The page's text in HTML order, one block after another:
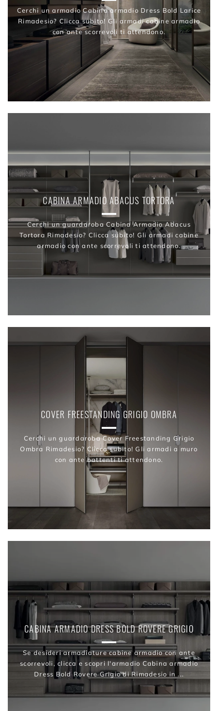
Cerchi un armadio Cabina armadio Dress Bold Larice
Rimadesio? Clicca subito! Gli armadi cabine armadio
con ante scorrevoli ti attendono.
CABINA ARMADIO ABACUS TORTORA
Cerchi un guardaroba Cabina Armadio Abacus
Tortora Rimadesio? Clicca subito! Gli armadi cabine
armadio con ante scorrevoli ti attendono.
COVER FREESTANDING GRIGIO OMBRA
Cerchi un guardaroba Cover Freestanding Grigio
Ombra Rimadesio? Clicca subito! Gli armadi a muro
con ante battenti ti attendono.
CABINA ARMADIO DRESS BOLD ROVERE GRIGIO
Se desideri armadiature cabine armadio con ante
scorrevoli, clicca e scopri l'armadio Cabina armadio
Dress Bold Rovere Grigio di Rimadesio in ...